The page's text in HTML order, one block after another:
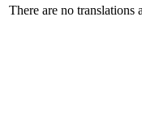
There are no translations